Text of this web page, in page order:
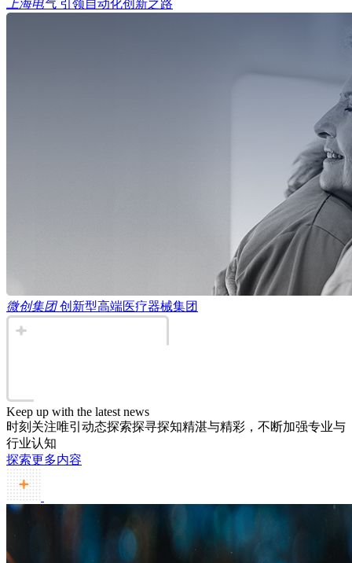
上海电气 引领自动化创新之路
微创集团 创新型高端医疗器械集团
Keep up with the latest news
时刻关注唯引动态探索探寻探知精湛与精彩，不断加强专业与
行业认知
探索更多内容